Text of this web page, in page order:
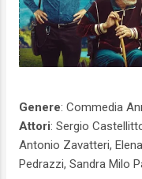
Genere: Commedia
Attori: Sergio
Antonio Zavatteri,
Pedrazzi, Sandra Milo